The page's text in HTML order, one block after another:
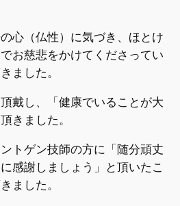
心（仏性）に気づき、ほとけ
お慈悲をかけてくださってい
ました。
戴し、「健康でいることが大
きました。
トゲン技師の方に「随分頑丈
感謝しましょう」と頂いたこ
ました。